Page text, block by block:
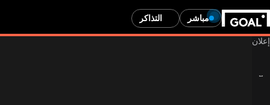
مباشر التذاكر